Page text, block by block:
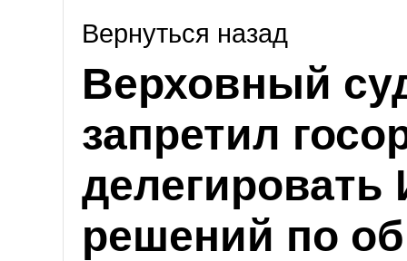
Вернуться назад
Верховный
запретил
решений по